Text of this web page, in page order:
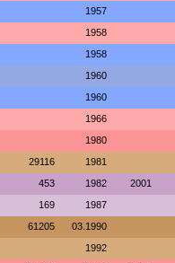
1957
1958
1958
1960
1960
1966
1980
29116 1981
453 1982 2001
169 1987
61205 03.1990
1992